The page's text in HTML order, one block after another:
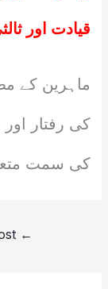
قیادت اور
ماہرین کے
کی رفتار
کی سمت
←